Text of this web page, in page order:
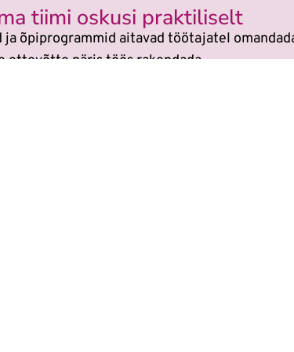
tiimi oskusi praktiliselt
ja õpiprogrammid aitavad töötajatel
ettevõtte päris töös rakendada.